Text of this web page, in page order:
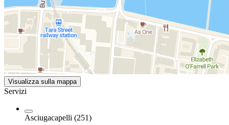
Visualizza sulla mappa
Servizi
Asciugacapelli (251)